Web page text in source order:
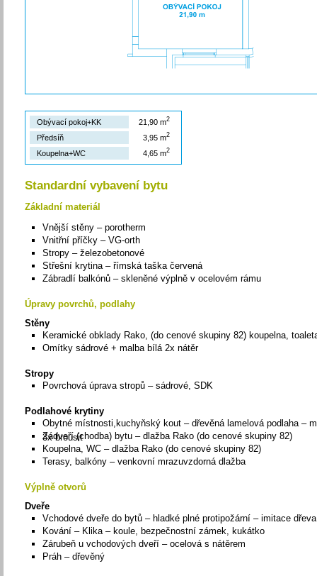
Obývací pokoj+KK 21,90 m2
Předsíň 3,95 m2
Koupelna+WC 4,65 m2
Standardní vybavení bytu
Základní materiál
Vnější stěny – porotherm
Vnitřní příčky – VG-orth
Stropy – železobetonové
Střešní krytina – římská taška červená
Zábradlí balkónů – skleněné výplně v ocelovém rámu
Úpravy povrchů, podlahy
Stěny
Keramické obklady Rako, (do cenové skupiny 82) koupelna,
Omítky sádrové + malba bílá 2x nátěr
Stropy
Povrchová úprava stropů – sádrové, SDK
Podlahové krytiny
Obytné místnosti,kuchyňský kout – dřevěná lamelová podlaha –
3x brousit
Zádveří (chodba) bytu – dlažba Rako (do cenové skupiny 82)
Koupelna, WC – dlažba Rako (do cenové skupiny 82)
Terasy, balkóny – venkovní mrazuvzdorná dlažba
Výplně otvorů
Dveře
Vchodové dveře do bytů – hladké plné protipožární – imitace dřeva
Kování – Klika – koule, bezpečnostní zámek, kukátko
Zárubeň u vchodových dveří – ocelová s nátěrem
Práh – dřevěný